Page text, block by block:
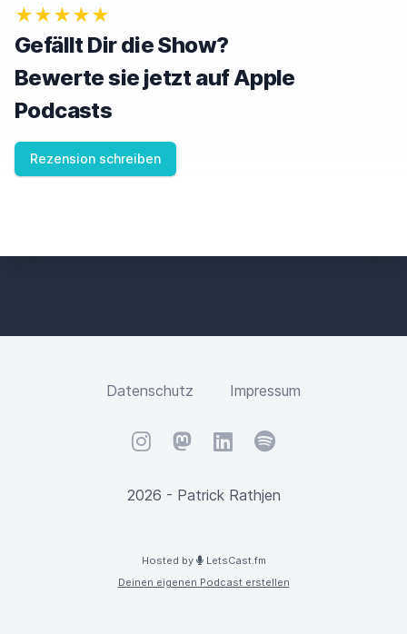
★★★★★
Gefällt Dir die Show?
Bewerte sie jetzt auf Apple
Podcasts
Rezension schreiben
Datenschutz Impressum
InstagramMastodonLinkedInSpotify
2026 - Patrick Rathjen
Hosted by
LetsCast.fm
Deinen eigenen Podcast erstellen